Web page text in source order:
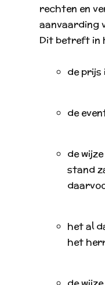
rechten en
aanvaarding
Dit betreft in
de prijs
de
de
stand
het al
het